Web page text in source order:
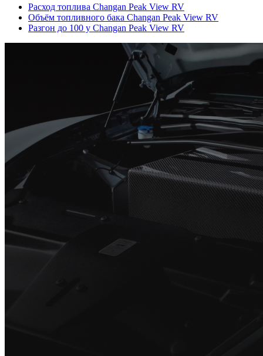
Расход топлива Changan Peak View RV
Объём топливного бака Changan Peak View RV
Разгон до 100 у Changan Peak View RV